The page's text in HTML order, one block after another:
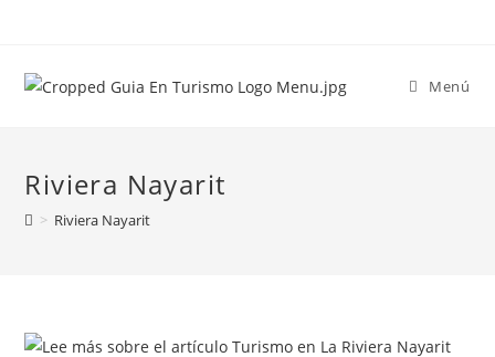
Menú
Riviera Nayarit
> Riviera Nayarit